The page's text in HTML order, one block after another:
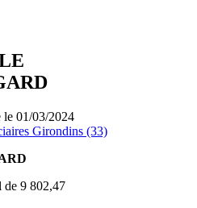
01/03/2024
Girondins (33)
de 9 802,47